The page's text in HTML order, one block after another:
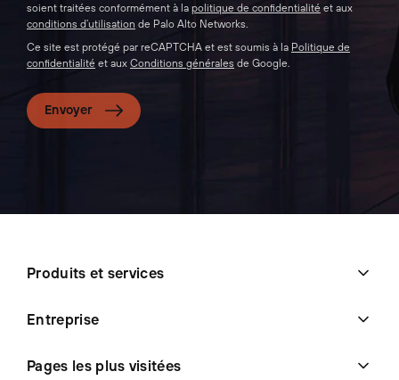
soient traitées conformément à la politique de confidentialité et aux
conditions d’utilisation de Palo Alto Networks.
Ce site est protégé par reCAPTCHA et est soumis à la Politique de
confidentialité et aux Conditions générales de Google.
Envoyer
Produits et services
Entreprise
Pages les plus visitées